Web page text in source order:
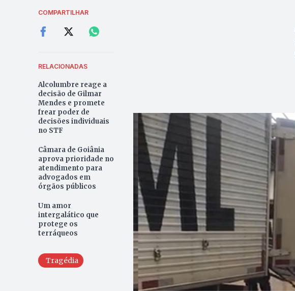
COMPARTILHAR
RELACIONADAS
Alcolumbre reage a
decisão de Gilmar
Mendes e promete
frear poder de
decisões individuais
no STF
Câmara de Goiânia
aprova prioridade no
atendimento para
advogados em
órgãos públicos
Um amor
intergalático que
protege os
terráqueos
Tragédia